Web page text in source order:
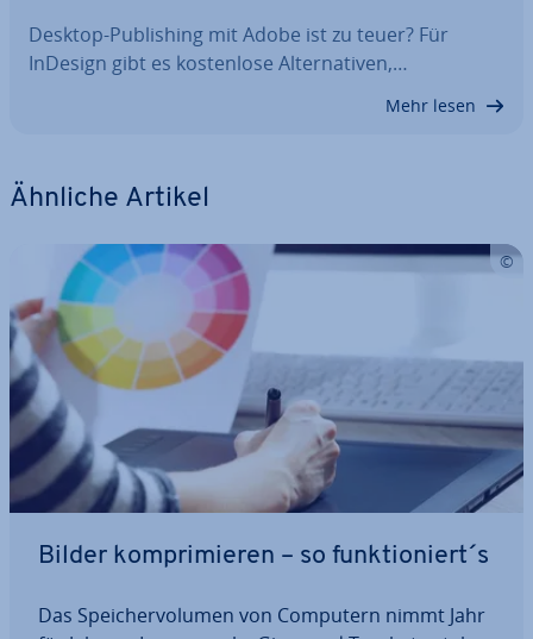
Desktop-Pu­bli­shing mit Adobe ist zu teuer? Für
InDesign gibt es kos­ten­lo­se Al­ter­na­ti­ven,…
Mehr lesen
Ähnliche Artikel
Bilder kom­pri­mie­ren – so funk­tio­niert´s
Das Spei­cher­vo­lu­men von Computern nimmt Jahr